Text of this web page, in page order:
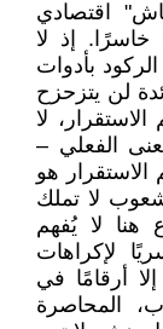
اقتصادي
خاسرًا. إذ لا
بأدوات
لن يتزحزح
لا
الفعلي –
هو
لا تملك
هنا لا يُفهم
لإكراهات
أرقامًا في
المحاصرة